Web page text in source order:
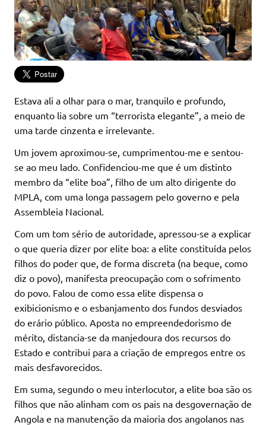
Estava ali a olhar para o mar, tranquilo e profundo,
enquanto lia sobre um “terrorista elegante”, a meio de
uma tarde cinzenta e irrelevante.
Um jovem aproximou-se, cumprimentou-me e sentou-
se ao meu lado. Confidenciou-me que é um distinto
membro da “elite boa”, filho de um alto dirigente do
MPLA, com uma longa passagem pelo governo e pela
Assembleia Nacional.
Com um tom sério de autoridade, apressou-se a explicar
o que queria dizer por elite boa: a elite constituída pelos
filhos do poder que, de forma discreta (na beque, como
diz o povo), manifesta preocupação com o sofrimento
do povo. Falou de como essa elite dispensa o
exibicionismo e o esbanjamento dos fundos desviados
do erário público. Aposta no empreendedorismo de
mérito, distancia-se da manjedoura dos recursos do
Estado e contribui para a criação de empregos entre os
mais desfavorecidos.
Em suma, segundo o meu interlocutor, a elite boa são os
filhos que não alinham com os pais na desgovernação de
Angola e na manutenção da maioria dos angolanos nas